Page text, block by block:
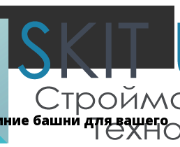
башни для вашего